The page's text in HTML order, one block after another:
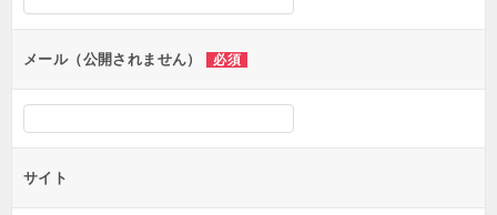
ョ
ンメール（公開されません） 必須
サイト